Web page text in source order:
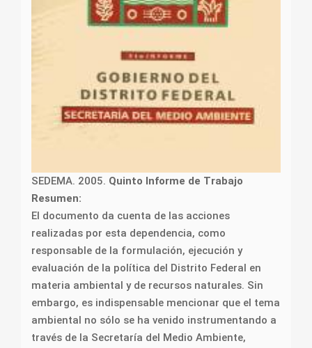
SEDEMA. 2005. Quinto Informe de Trabajo
Resumen:
El documento da cuenta de las acciones
realizadas por esta dependencia, como
responsable de la formulación, ejecución y
evaluación de la política del Distrito Federal en
materia ambiental y de recursos naturales. Sin
embargo, es indispensable mencionar que el tema
ambiental no sólo se ha venido instrumentando a
través de la Secretaría del Medio Ambiente,